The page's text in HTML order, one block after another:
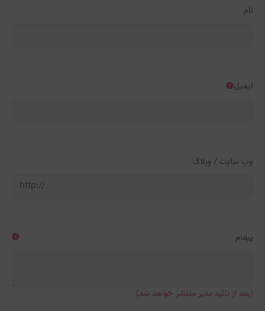
نام
ایمیل
وب سایت / وبلاگ
پیغام
(بعد از تائید مدیر منتشر خواهد شد)